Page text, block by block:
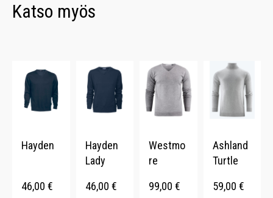
Katso myös
Hayden
46,00 €
Hayden
Lady
46,00 €
Westmo
re
99,00 €
Ashland
Turtle
59,00 €